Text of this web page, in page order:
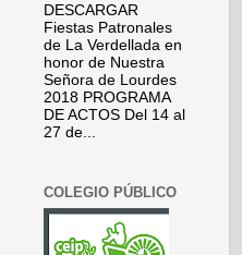
DESCARGAR
Fiestas Patronales
de La Verdellada en
honor de Nuestra
Señora de Lourdes
2018 PROGRAMA
DE ACTOS Del 14 al
27 de...
COLEGIO PÚBLICO